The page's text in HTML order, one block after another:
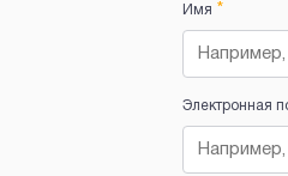
Имя *
Электронная